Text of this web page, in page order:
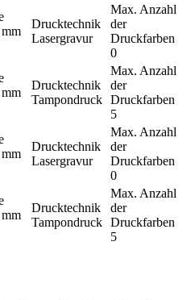
Drucktechnik
Lasergravur
Max. Anzahl
der
Druckfarben
0
Drucktechnik
Tampondruck
Max. Anzahl
der
Druckfarben
5
Drucktechnik
Lasergravur
Max. Anzahl
der
Druckfarben
0
Drucktechnik
Tampondruck
Max. Anzahl
der
Druckfarben
5